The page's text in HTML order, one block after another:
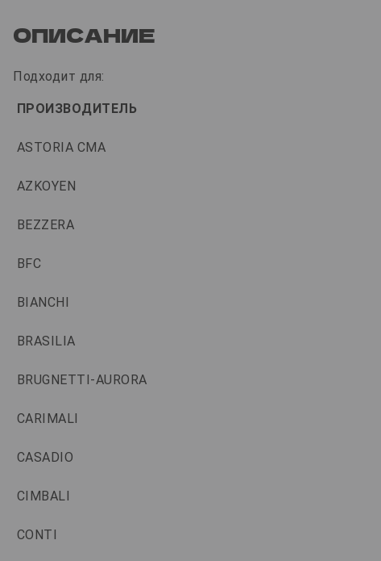
ОПИСАНИЕ
Подходит для:
ПРОИЗВОДИТЕЛЬ
ASTORIA CMA
AZKOYEN
BEZZERA
BFC
BIANCHI
BRASILIA
BRUGNETTI-AURORA
CARIMALI
CASADIO
CIMBALI
CONTI